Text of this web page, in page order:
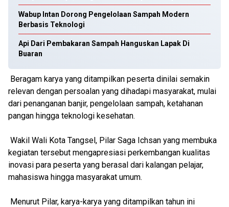
Wabup Intan Dorong Pengelolaan Sampah Modern
Berbasis Teknologi
Api Dari Pembakaran Sampah Hanguskan Lapak Di
Buaran
Beragam karya yang ditampilkan peserta dinilai semakin
relevan dengan persoalan yang dihadapi masyarakat, mulai
dari penanganan banjir, pengelolaan sampah, ketahanan
pangan hingga teknologi kesehatan.
Wakil Wali Kota Tangsel, Pilar Saga Ichsan yang membuka
kegiatan tersebut mengapresiasi perkembangan kualitas
inovasi para peserta yang berasal dari kalangan pelajar,
mahasiswa hingga masyarakat umum.
Menurut Pilar, karya-karya yang ditampilkan tahun ini